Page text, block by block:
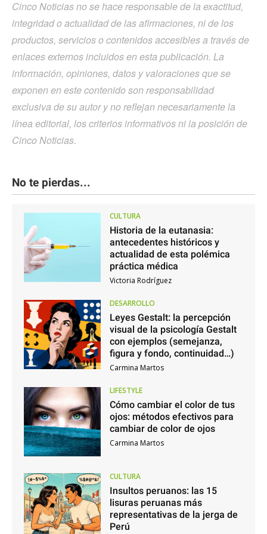
Cinco Noticias no se hace responsable de la exactitud,
integridad o actualidad de las afirmaciones, ni de los
productos, servicios o contenidos accesibles a través de
enlaces externos incluidos en esta publicación. La
información, opiniones, datos y valoraciones que se
exponen en este contenido son responsabilidad
exclusiva de su autor y no reflejan necesariamente la
línea editorial, los criterios informativos ni la posición de
Cinco Noticias.
No te pierdas...
CULTURA
Historia de la eutanasia:
antecedentes históricos y
actualidad de esta polémica
práctica médica
Victoria Rodríguez
DESARROLLO
Leyes Gestalt: la percepción
visual de la psicología Gestalt
con ejemplos (semejanza,
figura y fondo, continuidad…)
Carmina Martos
LIFESTYLE
Cómo cambiar el color de tus
ojos: métodos efectivos para
cambiar de color de ojos
Carmina Martos
CULTURA
Insultos peruanos: las 15
lisuras peruanas más
representativas de la jerga de
Perú